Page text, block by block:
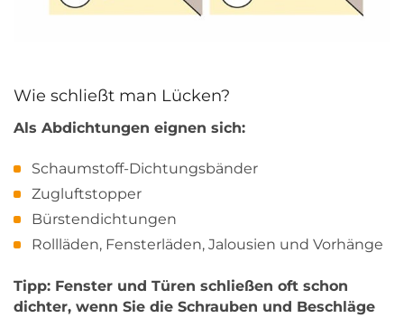
Wie schließt man Lücken?
Als Abdichtungen eignen sich:
Schaumstoff-Dichtungsbänder
Zugluftstopper
Bürstendichtungen
Rollläden, Fensterläden, Jalousien und Vorhänge
Tipp: Fenster und Türen schließen oft schon
dichter, wenn Sie die Schrauben und Beschläge